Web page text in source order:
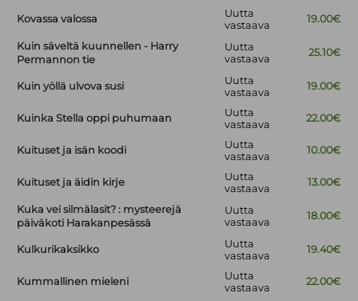
Kovassa valossa
Uutta
vastaava
19.00€
Kuin säveltä kuunnellen - Harry
Permannon tie
Uutta
vastaava
25.10€
Kuin yöllä ulvova susi
Uutta
vastaava
19.00€
Kuinka Stella oppi puhumaan
Uutta
vastaava
22.00€
Kuituset ja isän koodi
Uutta
vastaava
10.00€
Kuituset ja äidin kirje
Uutta
vastaava
13.00€
Kuka vei silmälasit? : mysteerejä
päiväkoti Harakanpesässä
Uutta
vastaava
18.00€
Kulkurikaksikko
Uutta
vastaava
19.40€
Kummallinen mieleni
Uutta
vastaava
22.00€